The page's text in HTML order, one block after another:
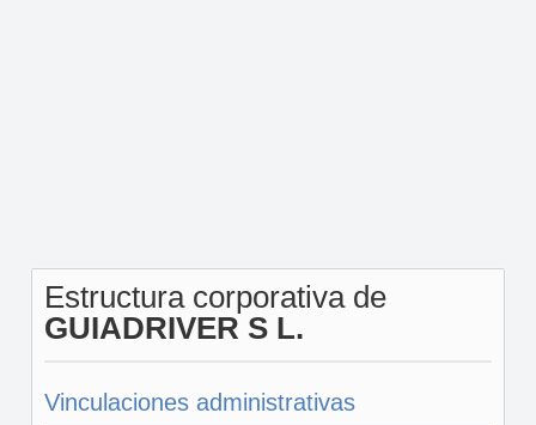
Estructura corporativa de
GUIADRIVER S L.
Vinculaciones administrativas